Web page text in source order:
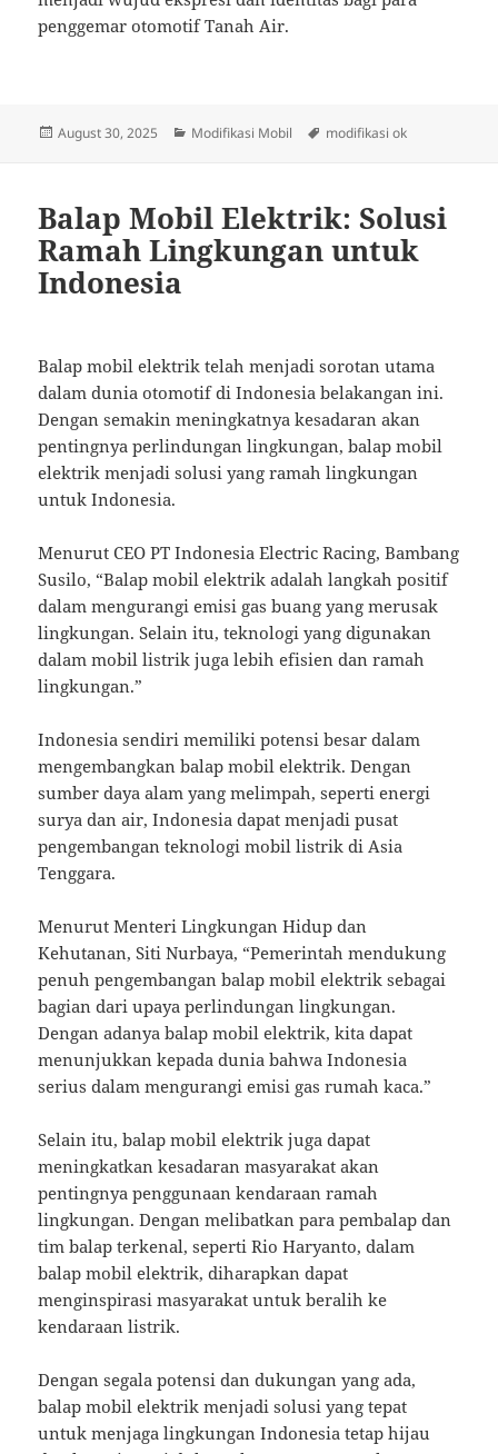
penggemar otomotif Tanah Air.
Posted
August 30, 2025 Categories
Modifikasi Mobil Tags
modifikasi ok
Balap Mobil Elektrik: Solusi
Ramah Lingkungan untuk
Indonesia
Balap mobil elektrik telah menjadi sorotan utama
dalam dunia otomotif di Indonesia belakangan ini.
Dengan semakin meningkatnya kesadaran akan
pentingnya perlindungan lingkungan, balap mobil
elektrik menjadi solusi yang ramah lingkungan
untuk Indonesia.
Menurut CEO PT Indonesia Electric Racing, Bambang
Susilo, “Balap mobil elektrik adalah langkah positif
dalam mengurangi emisi gas buang yang merusak
lingkungan. Selain itu, teknologi yang digunakan
dalam mobil listrik juga lebih efisien dan ramah
lingkungan.”
Indonesia sendiri memiliki potensi besar dalam
mengembangkan balap mobil elektrik. Dengan
sumber daya alam yang melimpah, seperti energi
surya dan air, Indonesia dapat menjadi pusat
pengembangan teknologi mobil listrik di Asia
Tenggara.
Menurut Menteri Lingkungan Hidup dan
Kehutanan, Siti Nurbaya, “Pemerintah mendukung
penuh pengembangan balap mobil elektrik sebagai
bagian dari upaya perlindungan lingkungan.
Dengan adanya balap mobil elektrik, kita dapat
menunjukkan kepada dunia bahwa Indonesia
serius dalam mengurangi emisi gas rumah kaca.”
Selain itu, balap mobil elektrik juga dapat
meningkatkan kesadaran masyarakat akan
pentingnya penggunaan kendaraan ramah
lingkungan. Dengan melibatkan para pembalap dan
tim balap terkenal, seperti Rio Haryanto, dalam
balap mobil elektrik, diharapkan dapat
menginspirasi masyarakat untuk beralih ke
kendaraan listrik.
Dengan segala potensi dan dukungan yang ada,
balap mobil elektrik menjadi solusi yang tepat
untuk menjaga lingkungan Indonesia tetap hijau